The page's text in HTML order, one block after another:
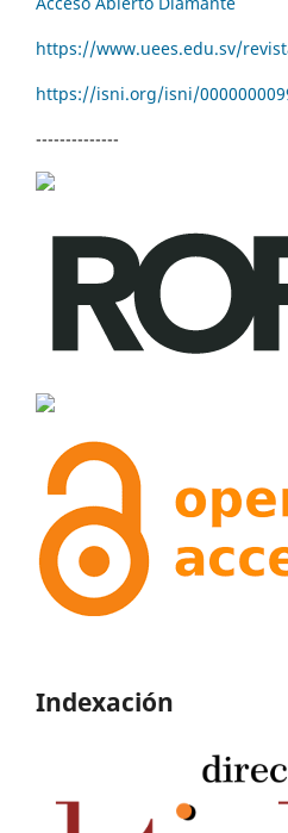
https://www.uees.edu.sv/
https://isni.org/isni/
--------------
Indexación